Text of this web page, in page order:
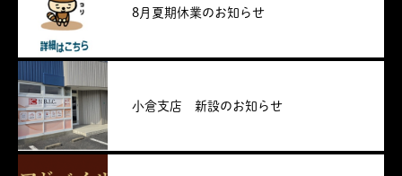
8月夏期休業のお知らせ
小倉支店 新設のお知らせ